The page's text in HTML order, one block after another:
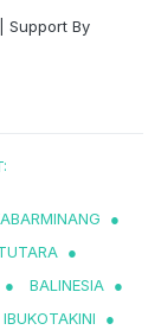
Support By
●
●
● BALINESIA ●
IBUKOTAKINI ●